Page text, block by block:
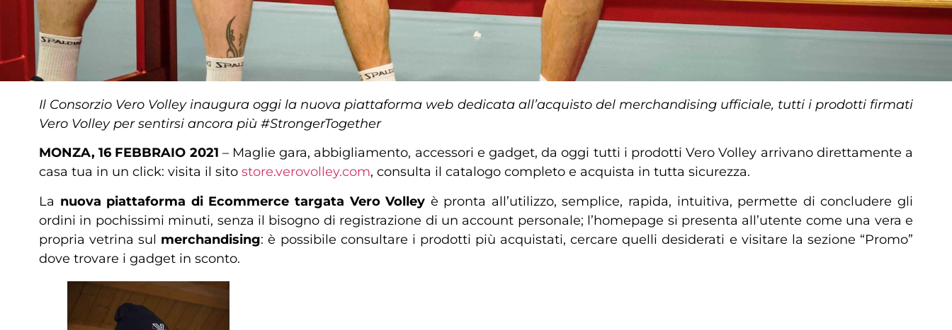
Il Consorzio Vero Volley inaugura oggi la nuova piattaforma web dedicata all’acquisto del merchandising ufficiale, tutti i prodotti firmati
Vero Volley per sentirsi ancora più #StrongerTogether
MONZA, 16 FEBBRAIO 2021 – Maglie gara, abbigliamento, accessori e gadget, da oggi tutti i prodotti Vero Volley arrivano direttamente a
casa tua in un click: visita il sito store.verovolley.com, consulta il catalogo completo e acquista in tutta sicurezza.
La nuova piattaforma di Ecommerce targata Vero Volley è pronta all’utilizzo, semplice, rapida, intuitiva, permette di concludere gli
ordini in pochissimi minuti, senza il bisogno di registrazione di un account personale; l’homepage si presenta all’utente come una vera e
propria vetrina sul merchandising: è possibile consultare i prodotti più acquistati, cercare quelli desiderati e visitare la sezione “Promo”
dove trovare i gadget in sconto.